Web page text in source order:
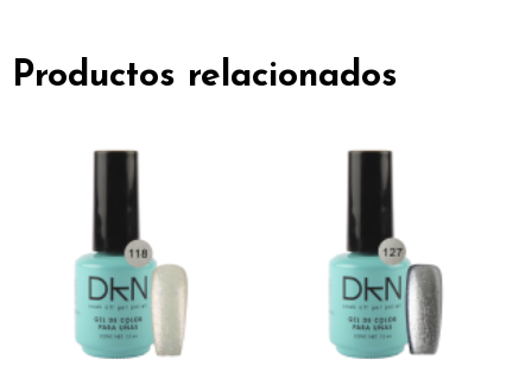
Productos relacionados